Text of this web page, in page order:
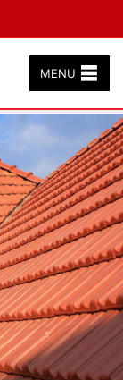
MENU